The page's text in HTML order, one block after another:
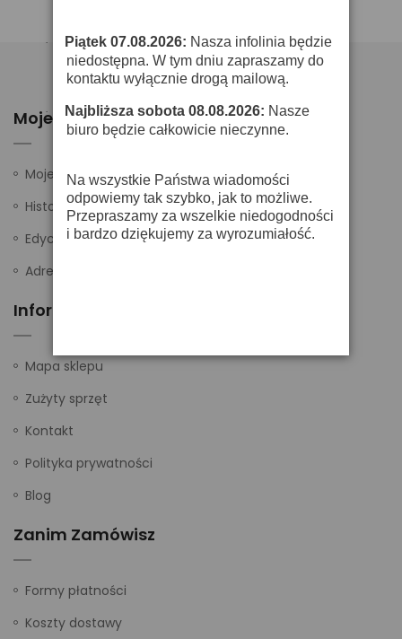
Moje Konto
Moje ustawienia
Historia zamówień
Edycja danych
Adresy
Informacje
Mapa sklepu
Zużyty sprzęt
Kontakt
Polityka prywatności
Blog
Zanim Zamówisz
Formy płatności
Koszty dostawy
· Piątek 07.08.2026: Nasza infolinia będzie
niedostępna. W tym dniu zapraszamy do
kontaktu wyłącznie drogą mailową.
· Najbliższa sobota 08.08.2026: Nasze
biuro będzie całkowicie nieczynne.
Na wszystkie Państwa wiadomości
odpowiemy tak szybko, jak to możliwe.
Przepraszamy za wszelkie niedogodności
i bardzo dziękujemy za wyrozumiałość.